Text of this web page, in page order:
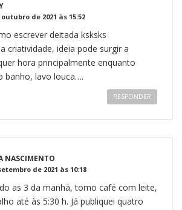
outubro de 2021 às 15:52
escrever deitada ksksks
criatividade, ideia pode surgir a
hora principalmente enquanto
banho, lavo louca….
RESPONDER
NASCIMENTO
de 2021 às 10:18
as 3 da manhã, tomo café com leite,
até às 5:30 h. Já publiquei quatro